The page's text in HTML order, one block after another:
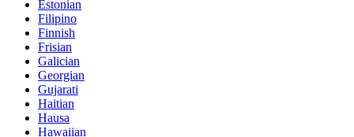
Estonian
Filipino
Finnish
Frisian
Galician
Georgian
Gujarati
Haitian
Hausa
Hawaiian